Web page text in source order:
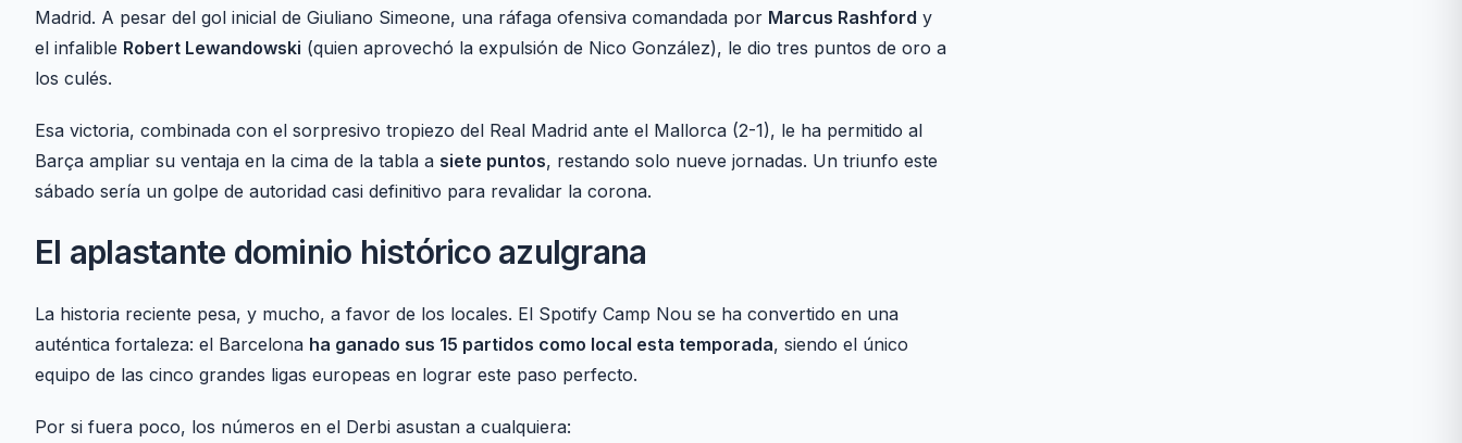
Madrid. A pesar del gol inicial de Giuliano Simeone, una ráfaga ofensiva comandada por Marcus Rashford y
el infalible Robert Lewandowski (quien aprovechó la expulsión de Nico González), le dio tres puntos de oro a
los culés.
Esa victoria, combinada con el sorpresivo tropiezo del Real Madrid ante el Mallorca (2-1), le ha permitido al
Barça ampliar su ventaja en la cima de la tabla a siete puntos, restando solo nueve jornadas. Un triunfo este
sábado sería un golpe de autoridad casi definitivo para revalidar la corona.
El aplastante dominio histórico azulgrana
La historia reciente pesa, y mucho, a favor de los locales. El Spotify Camp Nou se ha convertido en una
auténtica fortaleza: el Barcelona ha ganado sus 15 partidos como local esta temporada, siendo el único
equipo de las cinco grandes ligas europeas en lograr este paso perfecto.
Por si fuera poco, los números en el Derbi asustan a cualquiera: